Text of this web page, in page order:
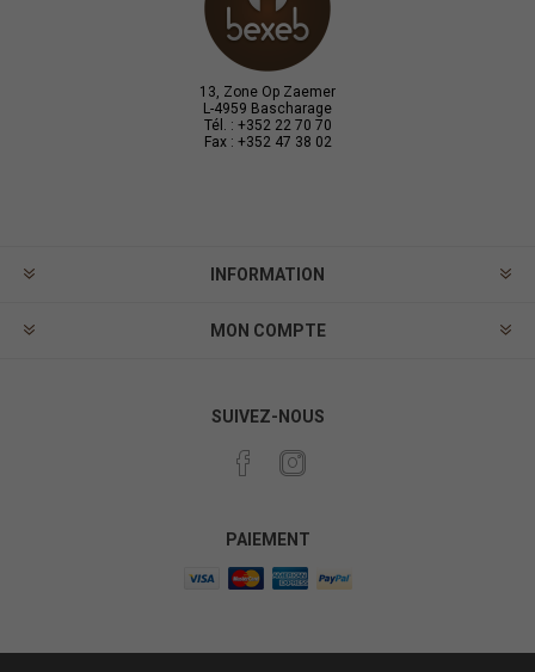
13, Zone Op Zaemer
L-4959 Bascharage
Tél. : +352 22 70 70
Fax : +352 47 38 02
INFORMATION
MON COMPTE
SUIVEZ-NOUS
PAIEMENT